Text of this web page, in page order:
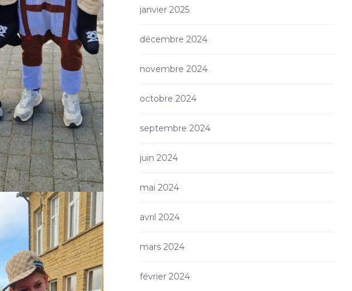
janvier 2025
décembre 2024
novembre 2024
octobre 2024
septembre 2024
juin 2024
mai 2024
avril 2024
mars 2024
février 2024